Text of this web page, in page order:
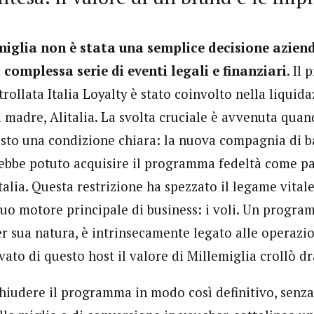
non è stata una semplice decisione
serie di eventi legali e finanziari. Il
Italia Loyalty è stato coinvolto nella
madre, Alitalia. La svolta cruciale è avvenuta
una condizione chiara: la nuova compagnia di
potuto acquisire il programma fedeltà come
Questa restrizione ha spezzato il legame
motore principale di business: i voli. Un
sua natura, è intrinsecamente legato alle
di questo host il valore di Millemiglia crollò
il programma in modo così definitivo,